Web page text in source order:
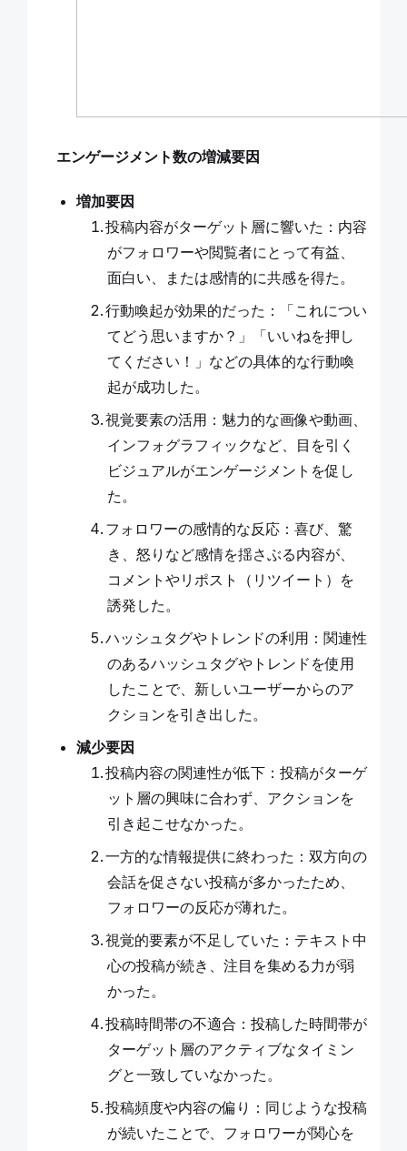
エンゲージメント数の増減要因
増加要因
投稿内容がターゲット層に響いた：内容
がフォロワーや閲覧者にとって有益、
面白い、または感情的に共感を得た。
行動喚起が効果的だった：「これについ
てどう思いますか？」「いいねを押し
てください！」などの具体的な行動喚
起が成功した。
視覚要素の活用：魅力的な画像や動画、
インフォグラフィックなど、目を引く
ビジュアルがエンゲージメントを促し
た。
フォロワーの感情的な反応：喜び、驚
き、怒りなど感情を揺さぶる内容が、
コメントやリポスト（リツイート）を
誘発した。
ハッシュタグやトレンドの利用：関連性
のあるハッシュタグやトレンドを使用
したことで、新しいユーザーからのア
クションを引き出した。
減少要因
投稿内容の関連性が低下：投稿がターゲ
ット層の興味に合わず、アクションを
引き起こせなかった。
一方的な情報提供に終わった：双方向の
会話を促さない投稿が多かったため、
フォロワーの反応が薄れた。
視覚的要素が不足していた：テキスト中
心の投稿が続き、注目を集める力が弱
かった。
投稿時間帯の不適合：投稿した時間帯が
ターゲット層のアクティブなタイミン
グと一致していなかった。
投稿頻度や内容の偏り：同じような投稿
が続いたことで、フォロワーが関心を